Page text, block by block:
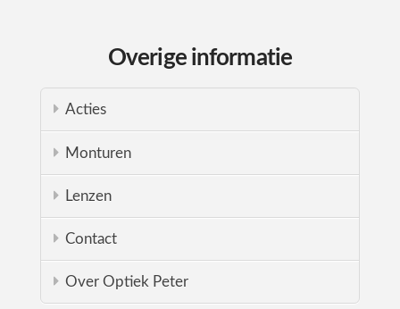
Overige informatie
Acties
Monturen
Lenzen
Contact
Over Optiek Peter